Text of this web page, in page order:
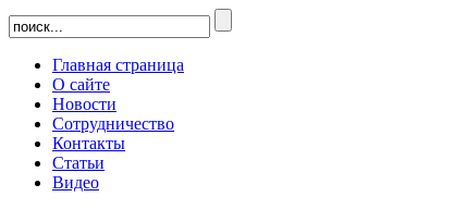
Главная страница
О сайте
Новости
Сотрудничество
Контакты
Статьи
Видео